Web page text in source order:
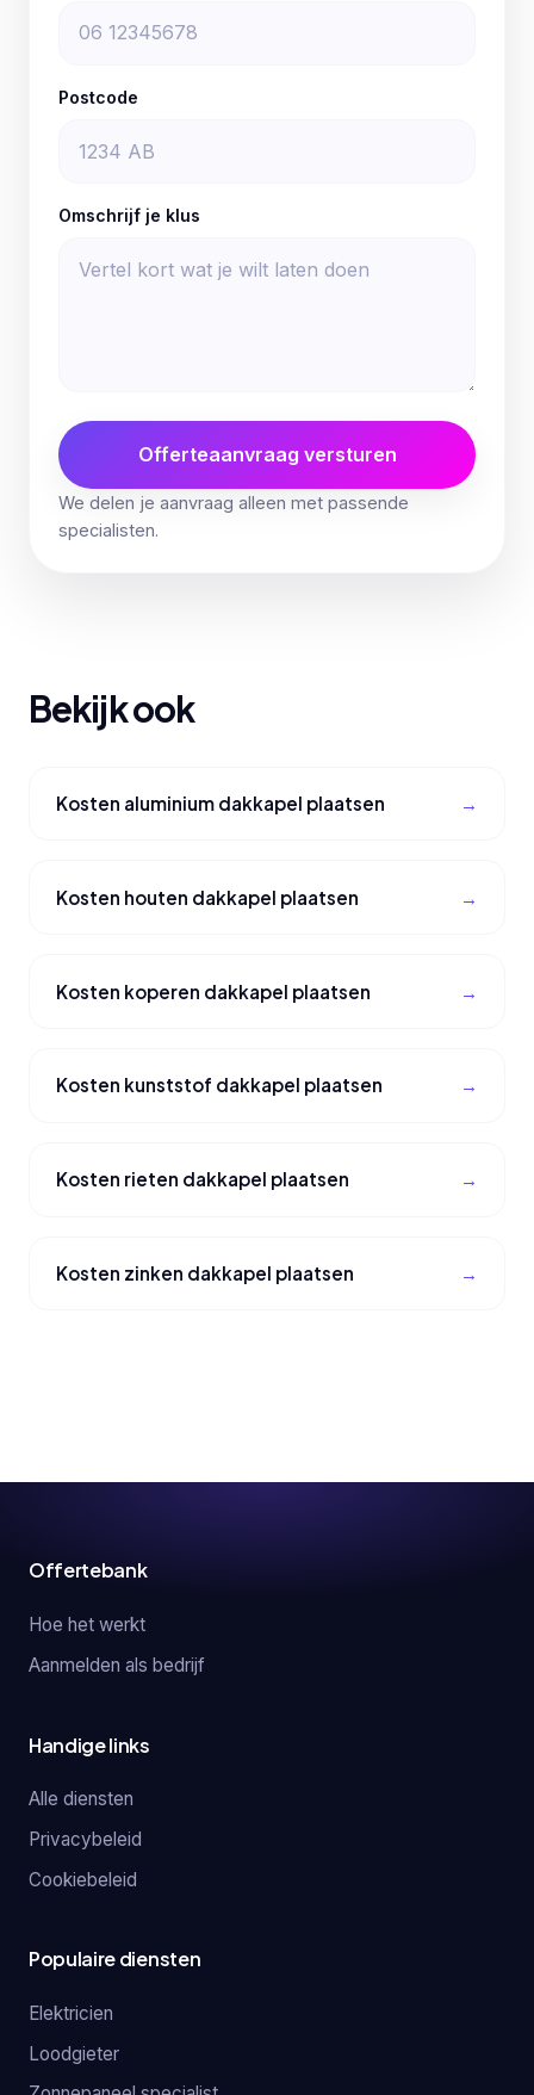
Postcode
Omschrijf je klus
Offerteaanvraag versturen
We delen je aanvraag alleen met passende
specialisten.
Bekijk ook
Kosten aluminium dakkapel plaatsen
Kosten houten dakkapel plaatsen
Kosten koperen dakkapel plaatsen
Kosten kunststof dakkapel plaatsen
Kosten rieten dakkapel plaatsen
Kosten zinken dakkapel plaatsen
Offertebank
Hoe het werkt
Aanmelden als bedrijf
Handige links
Alle diensten
Privacybeleid
Cookiebeleid
Populaire diensten
Elektricien
Loodgieter